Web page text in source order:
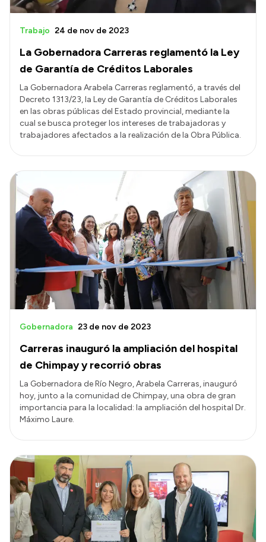
La Gobernadora Carreras reglamentó la Ley
de Garantía de Créditos Laborales
Trabajo 24 de nov de 2023
La Gobernadora Arabela Carreras reglamentó, a través del
Decreto 1313/23, la Ley de Garantía de Créditos Laborales
en las obras públicas del Estado provincial, mediante la
cual se busca proteger los intereses de trabajadoras y
trabajadores afectados a la realización de la Obra Pública.
Carreras inauguró la ampliación del hospital
de Chimpay y recorrió obras
Gobernadora 23 de nov de 2023
La Gobernadora de Río Negro, Arabela Carreras, inauguró
hoy, junto a la comunidad de Chimpay, una obra de gran
importancia para la localidad: la ampliación del hospital Dr.
Máximo Laure.